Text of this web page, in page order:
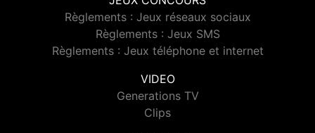
Règlements : Jeux réseaux sociaux
Règlements : Jeux SMS
Règlements : Jeux téléphone et internet
VIDEO
Generations TV
Clips